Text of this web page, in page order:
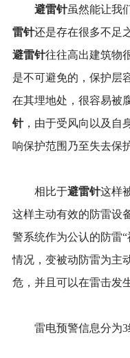
避雷针虽然能让我
雷针还是存在很多不足
避雷针往往高出建筑物
是不可避免的，保护层
在其埋地处，很容易被
针，由于受风向以及自
响保护范围乃至失去保
相比于避雷针这样
这样主动有效的防雷设
警系统作为公认的防雷
情况，变被动防雷为主
危，并且可以在雷击发
雷电预警信息分为3